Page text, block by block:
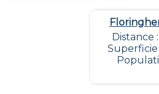
Distance
Superficie